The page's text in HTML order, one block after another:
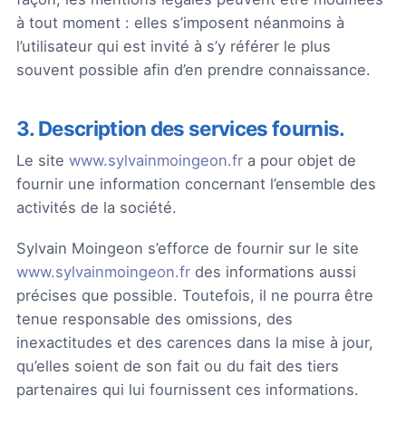
à tout moment : elles s’imposent néanmoins à
l’utilisateur qui est invité à s’y référer le plus
souvent possible afin d’en prendre connaissance.
3. Description des services fournis.
Le site www.sylvainmoingeon.fra pour objet de
fournir une information concernant l’ensemble des
activités de la société.
Sylvain Moingeon s’efforce de fournir sur le site
www.sylvainmoingeon.frdes informations aussi
précises que possible. Toutefois, il ne pourra être
tenue responsable des omissions, des
inexactitudes et des carences dans la mise à jour,
qu’elles soient de son fait ou du fait des tiers
partenaires qui lui fournissent ces informations.